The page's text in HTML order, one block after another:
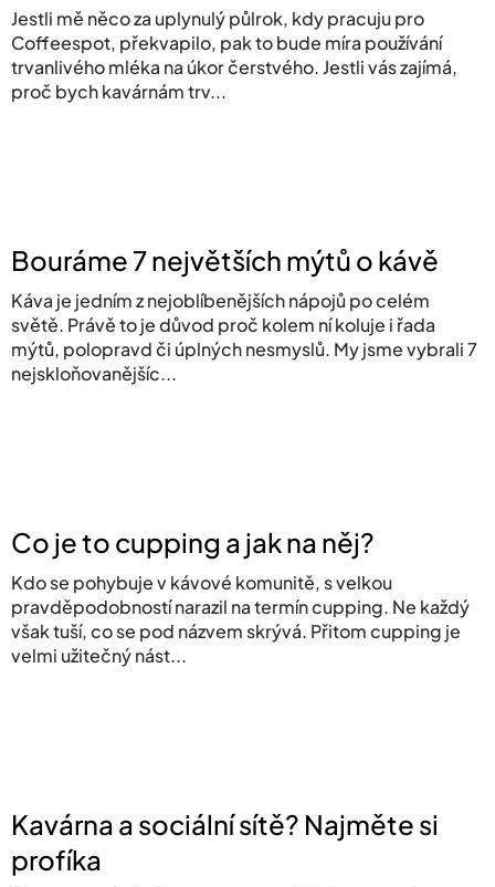
Jestli mě něco za uplynulý půlrok, kdy pracuju pro
Coffeespot, překvapilo, pak to bude míra používání
trvanlivého mléka na úkor čerstvého. Jestli vás zajímá,
proč bych kavárnám trv...
Bouráme 7 největších mýtů o kávě
Káva je jedním z nejoblíbenějších nápojů po celém
světě. Právě to je důvod proč kolem ní koluje i řada
mýtů, polopravd či úplných nesmyslů. My jsme vybrali 7
nejskloňovanějšíc...
Co je to cupping a jak na něj?
Kdo se pohybuje v kávové komunitě, s velkou
pravděpodobností narazil na termín cupping. Ne každý
však tuší, co se pod názvem skrývá. Přitom cupping je
velmi užitečný nást...
Kavárna a sociální sítě? Najměte si
profíka